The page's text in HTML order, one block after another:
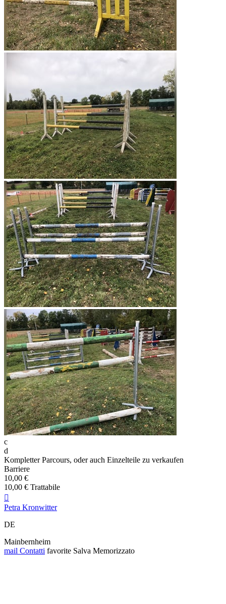
c
d
Kompletter Parcours, oder auch Einzelteile zu verkaufen
Barriere
10,00 €
10,00 € Trattabile

Petra Kronwitter
DE
Mainbernheim
mail Contatti favorite Salva Memorizzato